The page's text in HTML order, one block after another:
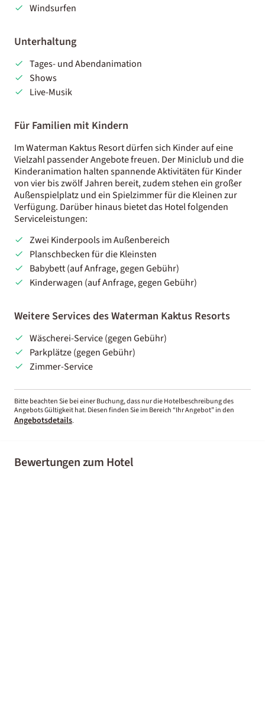
Windsurfen
Unterhaltung
Tages- und Abendanimation
Shows
Live-Musik
Für Familien mit Kindern
Im Waterman Kaktus Resort dürfen sich Kinder auf eine
Vielzahl passender Angebote freuen. Der Miniclub und die
Kinderanimation halten spannende Aktivitäten für Kinder
von vier bis zwölf Jahren bereit, zudem stehen ein großer
Außenspielplatz und ein Spielzimmer für die Kleinen zur
Verfügung. Darüber hinaus bietet das Hotel folgenden
Serviceleistungen:
Zwei Kinderpools im Außenbereich
Planschbecken für die Kleinsten
Babybett (auf Anfrage, gegen Gebühr)
Kinderwagen (auf Anfrage, gegen Gebühr)
Weitere Services des Waterman Kaktus Resorts
Wäscherei-Service (gegen Gebühr)
Parkplätze (gegen Gebühr)
Zimmer-Service
Bitte beachten Sie bei einer Buchung, dass nur die Hotelbeschreibung des
Angebots Gültigkeit hat. Diesen finden Sie im Bereich “Ihr Angebot” in den
Angebotsdetails.
Bewertungen zum Hotel